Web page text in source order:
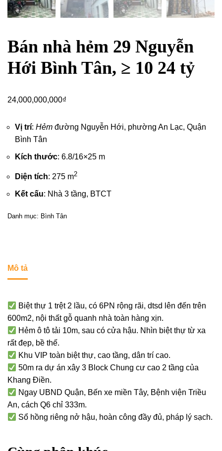
Bán nhà hẻm 29 Nguyễn
Hới Bình Tân, ≥ 10 24 tỷ
24,000,000,000₫
Vị trí: Hẻm đường Nguyễn Hới, phường An Lạc, Quận
Bình Tân
Kích thước: 6.8/16×25 m
Diện tích: 275 m2
Kết cấu: Nhà 3 tầng, BTCT
Danh mục: Bình Tân
Mô tả
Biệt thự 1 trệt 2 lầu, có 6PN rộng rãi, dtsd lên đến trên
600m2, nội thất gỗ quanh nhà toàn hàng xịn.
Hẻm ô tô tải 10m, sau có cửa hậu. Nhìn biệt thự từ xa
rất đẹp, bề thế.
Khu VIP toàn biệt thự, cao tầng, dân trí cao.
50m ra dự án xây 3 Block Chung cư cao 2 tầng của
Khang Điền.
Ngay UBND Quận, Bến xe miền Tây, Bệnh viện Triều
An, cách Q6 chỉ 333m.
Sổ hồng riêng nở hậu, hoàn công đầy đủ, pháp lý sạch.